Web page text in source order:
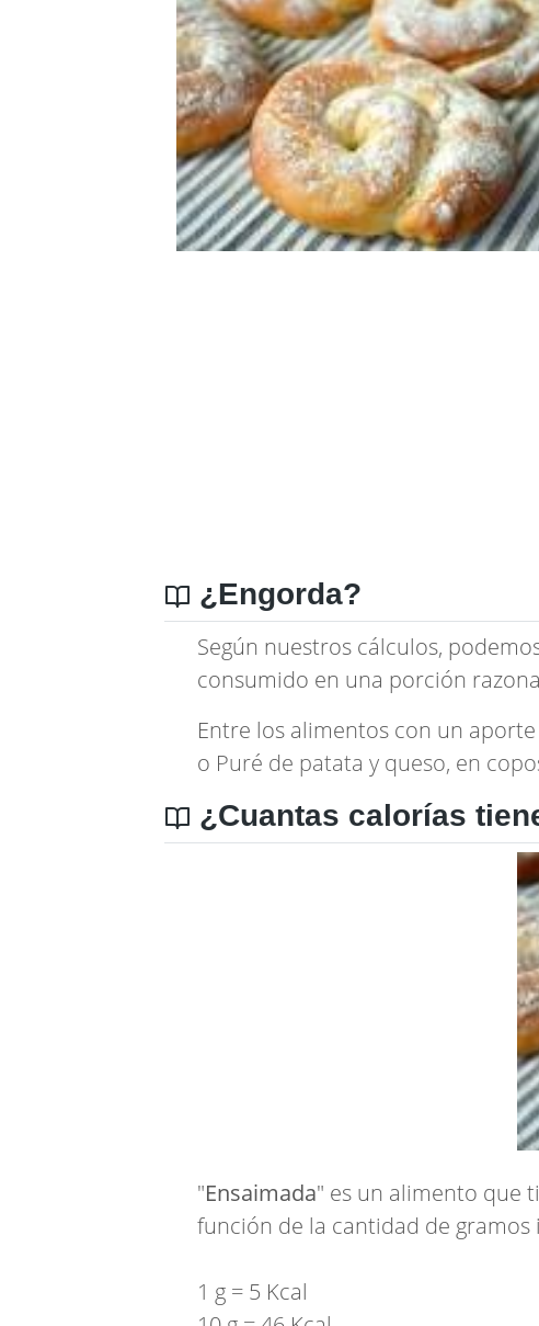
¿Engorda?
Según nuestros cálculos,
consumido en una porción
Entre los alimentos con un
o Puré de patata y queso, en
¿Cuantas calorías
"Ensaimada" es un alimento que
función de la cantidad de gramos
1 g = 5 Kcal